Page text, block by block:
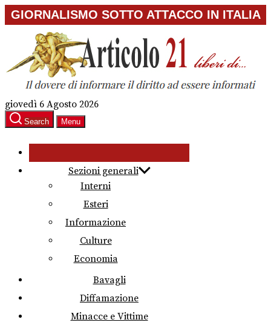
Skip
to
content
GIORNALISMO SOTTO ATTACCO IN ITALIA
giovedì 6 Agosto 2026
Search Menu
Sezioni generali
Interni
Esteri
Informazione
Culture
Economia
Bavagli
Diffamazione
Minacce e Vittime